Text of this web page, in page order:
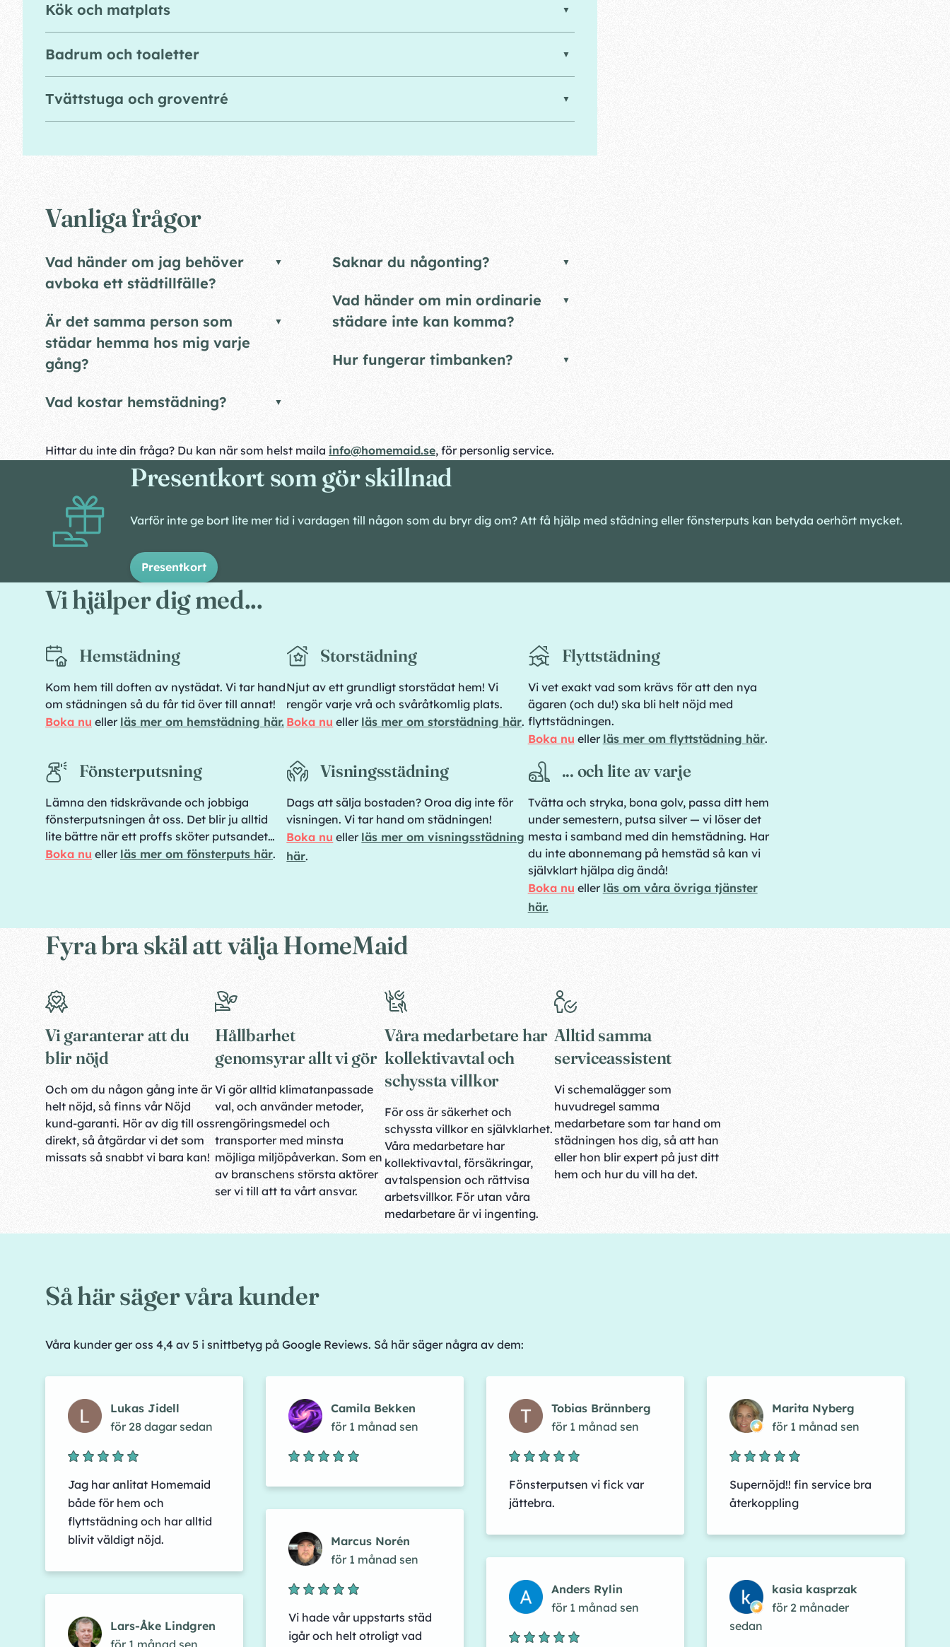
Kök och matplats
Badrum och toaletter
Tvättstuga och groventré
Vanliga frågor
Vad händer om jag behöver
avboka ett städtillfälle?
Är det samma person som
städar hemma hos mig varje
gång?
Vad kostar hemstädning?
Saknar du någonting?
Vad händer om min ordinarie
städare inte kan komma?
Hur fungerar timbanken?
Hittar du inte din fråga? Du kan när som helst maila info@homemaid.se, för personlig service.
Presentkort som gör skillnad
Varför inte ge bort lite mer tid i vardagen till någon som du bryr dig om? Att få hjälp med städning eller fönsterputs kan betyda oerhört mycket.
Presentkort
Vi hjälper dig med...
Hemstädning
Kom hem till doften av nystädat. Vi tar hand
om städningen så du får tid över till annat!
Boka nu eller läs mer om hemstädning här.
Storstädning
Njut av ett grundligt storstädat hem! Vi
rengör varje vrå och svåråtkomlig plats.
Boka nu eller läs mer om storstädning här.
Flyttstädning
Vi vet exakt vad som krävs för att den nya
ägaren (och du!) ska bli helt nöjd med
flyttstädningen.
Boka nu eller läs mer om flyttstädning här.
Fönsterputsning
Lämna den tidskrävande och jobbiga
fönsterputsningen åt oss. Det blir ju alltid
lite bättre när ett proffs sköter putsandet…
Boka nu eller läs mer om fönsterputs här.
Visningsstädning
Dags att sälja bostaden? Oroa dig inte för
visningen. Vi tar hand om städningen!
Boka nu eller läs mer om visningsstädning
här.
... och lite av varje
Tvätta och stryka, bona golv, passa ditt hem
under semestern, putsa silver — vi löser det
mesta i samband med din hemstädning. Har
du inte abonnemang på hemstäd så kan vi
självklart hjälpa dig ändå!
Boka nu eller läs om våra övriga tjänster
här.
Fyra bra skäl att välja HomeMaid
Vi garanterar att du
blir nöjd
Och om du någon gång inte är
helt nöjd, så finns vår Nöjd
kund-garanti. Hör av dig till oss
direkt, så åtgärdar vi det som
missats så snabbt vi bara kan!
Hållbarhet
genomsyrar allt vi gör
Vi gör alltid klimatanpassade
val, och använder metoder,
rengöringsmedel och
transporter med minsta
möjliga miljöpåverkan. Som en
av branschens största aktörer
ser vi till att ta vårt ansvar.
Våra medarbetare har
kollektivavtal och
schyssta villkor
För oss är säkerhet och
schyssta villkor en självklarhet.
Våra medarbetare har
kollektivavtal, försäkringar,
avtalspension och rättvisa
arbetsvillkor. För utan våra
medarbetare är vi ingenting.
Alltid samma
serviceassistent
Vi schemalägger som
huvudregel samma
medarbetare som tar hand om
städningen hos dig, så att han
eller hon blir expert på just ditt
hem och hur du vill ha det.
Så här säger våra kunder
Våra kunder ger oss 4,4 av 5 i snittbetyg på Google Reviews. Så här säger några av dem:
Lukas Jidell
för 28 dagar sedan
Jag har anlitat Homemaid
både för hem och
flyttstädning och har alltid
blivit väldigt nöjd.
Lars-Åke Lindgren
för 1 månad sen
Camila Bekken
för 1 månad sen
Marcus Norén
för 1 månad sen
Vi hade vår uppstarts städ
igår och helt otroligt vad
Tobias Brännberg
för 1 månad sen
Fönsterputsen vi fick var
jättebra.
Anders Rylin
för 1 månad sen
Marita Nyberg
för 1 månad sen
Supernöjd!! fin service bra
återkoppling
kasia kasprzak
för 2 månader
sedan